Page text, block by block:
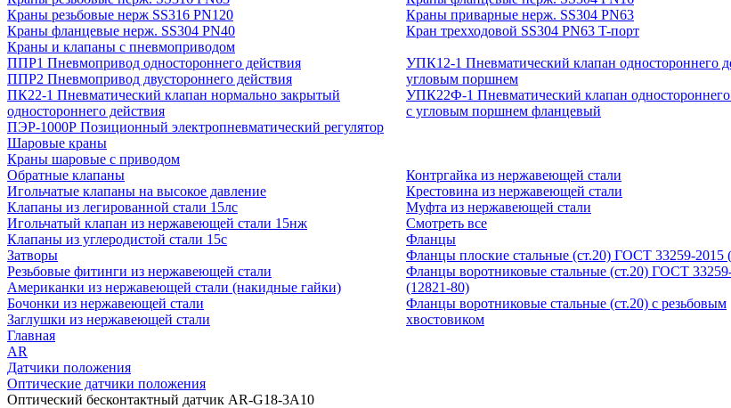
Краны резьбовые нерж SS316 PN120
Краны фланцевые нерж. SS304 PN40
Краны приварные нерж. SS304 PN63
Кран трехходовой SS304 PN63 T-порт
Краны и клапаны с пневмоприводом
ППР1 Пневмопривод одностороннего действия
ППР2 Пневмопривод двустороннего действия
ПК22-1 Пневматический клапан нормально закрытый
одностороннего действия
ПЭР-1000Р Позиционный электропневматический регулятор
УПК12-1 Пневматический клапан одностороннего
угловым поршнем
УПК22Ф-1 Пневматический клапан одностороннего
с угловым поршнем фланцевый
Шаровые краны
Краны шаровые с приводом
Обратные клапаны
Игольчатые клапаны на высокое давление
Клапаны из легированной стали 15лс
Игольчатый клапан из нержавеющей стали 15нж
Клапаны из углеродистой стали 15с
Затворы
Резьбовые фитинги из нержавеющей стали
Американки из нержавеющей стали (накидные гайки)
Бочонки из нержавеющей стали
Заглушки из нержавеющей стали
Контргайка из нержавеющей стали
Крестовина из нержавеющей стали
Муфта из нержавеющей стали
Смотреть все
Фланцы
Фланцы плоские стальные (ст.20) ГОСТ 33259-2015
Фланцы воротниковые стальные (ст.20) ГОСТ
(12821-80)
Фланцы воротниковые стальные (ст.20) с резьбовым
хвостовиком
Главная
AR
Датчики положения
Оптические датчики положения
Оптический бесконтактный датчик AR-G18-3A10